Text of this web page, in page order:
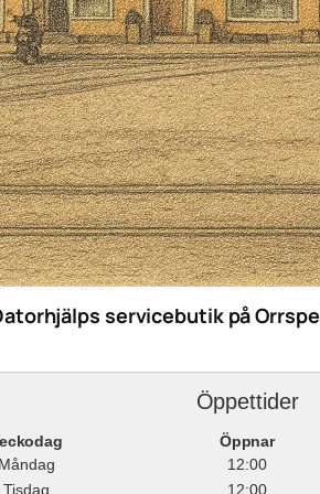
servicebutik på
Öppettider
Öppnar
12:00
Tisdag
12:00